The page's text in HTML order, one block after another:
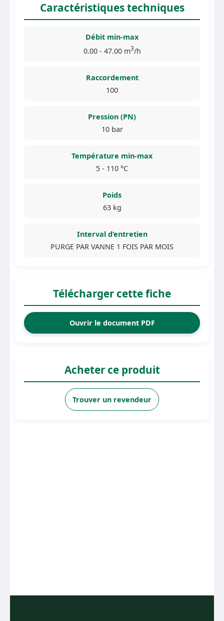
Caractéristiques techniques
Débit min-max
0.00 - 47.00 m3/h
Raccordement
100
Pression (PN)
10 bar
Température min-max
5 - 110 °C
Poids
63 kg
Interval d’entretien
PURGE PAR VANNE 1 FOIS PAR MOIS
Télécharger cette fiche
Ouvrir le document PDF
Acheter ce produit
Trouver un revendeur